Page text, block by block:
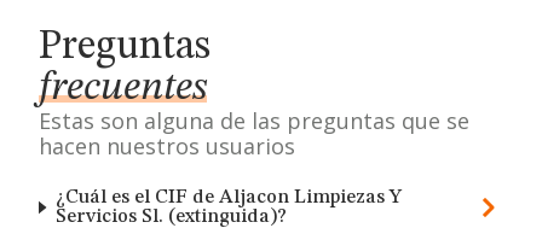
Preguntas
frecuentes
Estas son alguna de las preguntas que se
hacen nuestros usuarios
¿Cuál es el CIF de Aljacon Limpiezas Y
Servicios Sl. (extinguida)?